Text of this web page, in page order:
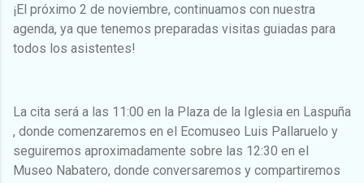
¡El próximo 2 de noviembre, continuamos con nuestra
agenda, ya que tenemos preparadas visitas guiadas para
todos los asistentes!
La cita será a las 11:00 en la Plaza de la Iglesia en Laspuña
, donde comenzaremos en el Ecomuseo Luis Pallaruelo y
seguiremos aproximadamente sobre las 12:30 en el
Museo Nabatero, donde conversaremos y compartiremos